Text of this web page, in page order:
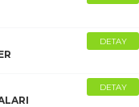
DETAY
DETAY